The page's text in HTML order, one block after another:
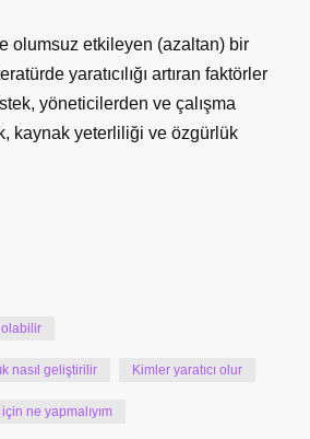
ve olumsuz etkileyen (azaltan) bir
yaratıcılığı artıran faktörler
yöneticilerden ve çalışma
kaynak yeterliliği ve özgürlük
olabilir
nasıl geliştirilir Kimler yaratıcı olur
ne yapmalıyım